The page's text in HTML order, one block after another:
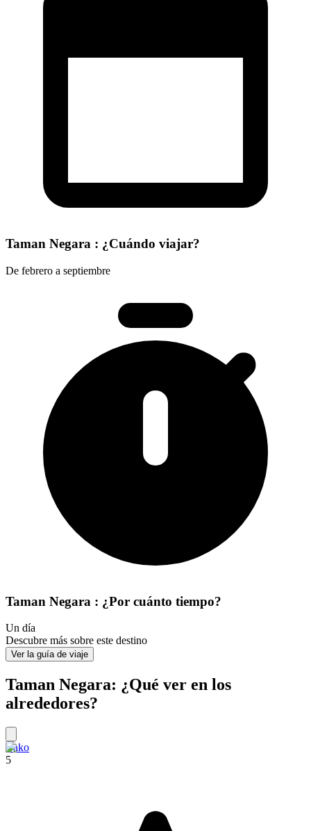
Taman Negara : ¿Cuándo viajar?
De febrero a septiembre
Taman Negara : ¿Por cuánto tiempo?
Un día
Descubre más sobre este destino
Ver la guía de viaje
Taman Negara: ¿Qué ver en los
alrededores?
Bako
5